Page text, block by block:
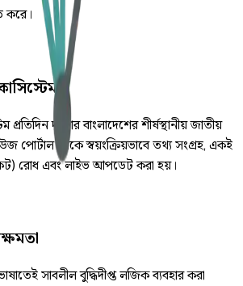
করে।
দুইবার বাংলাদেশের শীর্ষস্থানীয় জাতীয়
পোর্টাল থেকে স্বয়ংক্রিয়ভাবে তথ্য সংগ্রহ, একই
রোধ এবং লাইভ আপডেট করা হয়।
সাবলীল বুদ্ধিদীপ্ত লজিক ব্যবহার করা